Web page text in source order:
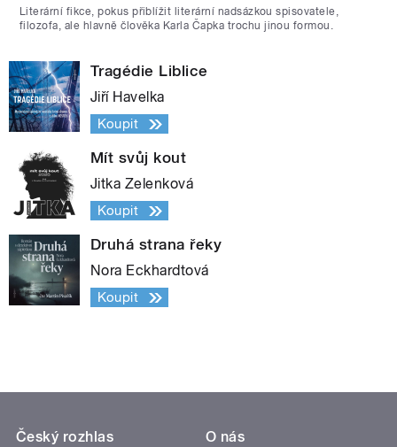
Literární fikce, pokus přiblížit literární nadsázkou spisovatele,
filozofa, ale hlavně člověka Karla Čapka trochu jinou formou.
Tragédie Liblice
Jiří Havelka
Koupit
Mít svůj kout
Jitka Zelenková
Koupit
Druhá strana řeky
Nora Eckhardtová
Koupit
Český rozhlas
O nás